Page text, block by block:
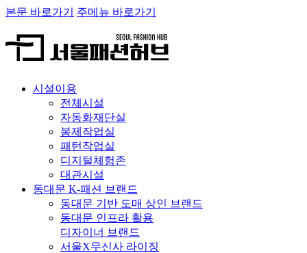
본문 바로가기 주메뉴 바로가기
시설이용
전체시설
자동화재단실
봉제작업실
패턴작업실
디지털체험존
대관시설
동대문 K-패션 브랜드
동대문 기반 도매 상인 브랜드
동대문 인프라 활용
디자이너 브랜드
서울X무신사 라이징